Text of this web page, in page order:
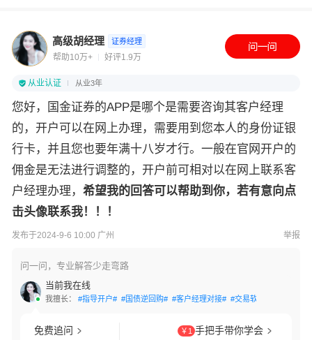
高级胡经理 证券经理
帮助10万+ 好评1.9万
从业认证 从业3年
您好，国金证券的APP是哪个是需要咨询其客户经理
的，开户可以在网上办理，需要用到您本人的身份证银
行卡，并且您也要年满十八岁才行。一般在官网开户的
佣金是无法进行调整的，开户前可相对以在网上联系客
户经理办理， 希望我的回答可以帮助到你，若有意向点
击头像联系我！！！
发布于2024-9-6 10:00 广州 举报
问一问，专业解答少走弯路
当前我在线
我擅长： #指导开户# #国债逆回购# #客户经理对接# #交易软件指导#
免费追问 ￥1 手把手带你学会